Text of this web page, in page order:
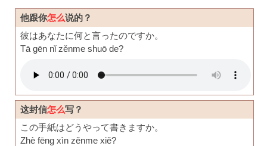
他跟你怎么说的？
彼はあなたに何と言ったのですか。
Tā gēn nǐ zěnme shuō de?
这封信怎么写？
この手紙はどうやって書きますか。
Zhè fēng xìn zěnme xiě?